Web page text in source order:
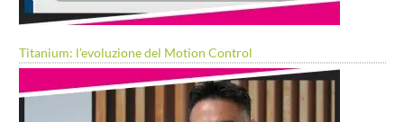
Titanium: l’evoluzione del Motion Control